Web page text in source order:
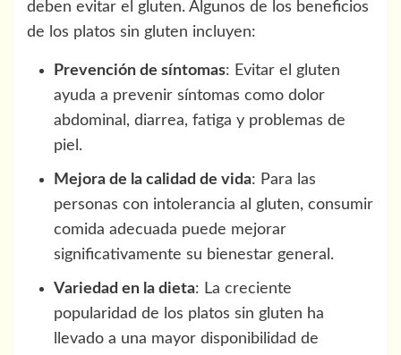
deben evitar el gluten. Algunos de los beneficios
de los platos sin gluten incluyen:
Prevención de síntomas: Evitar el gluten
ayuda a prevenir síntomas como dolor
abdominal, diarrea, fatiga y problemas de
piel.
Mejora de la calidad de vida: Para las
personas con intolerancia al gluten, consumir
comida adecuada puede mejorar
significativamente su bienestar general.
Variedad en la dieta: La creciente
popularidad de los platos sin gluten ha
llevado a una mayor disponibilidad de